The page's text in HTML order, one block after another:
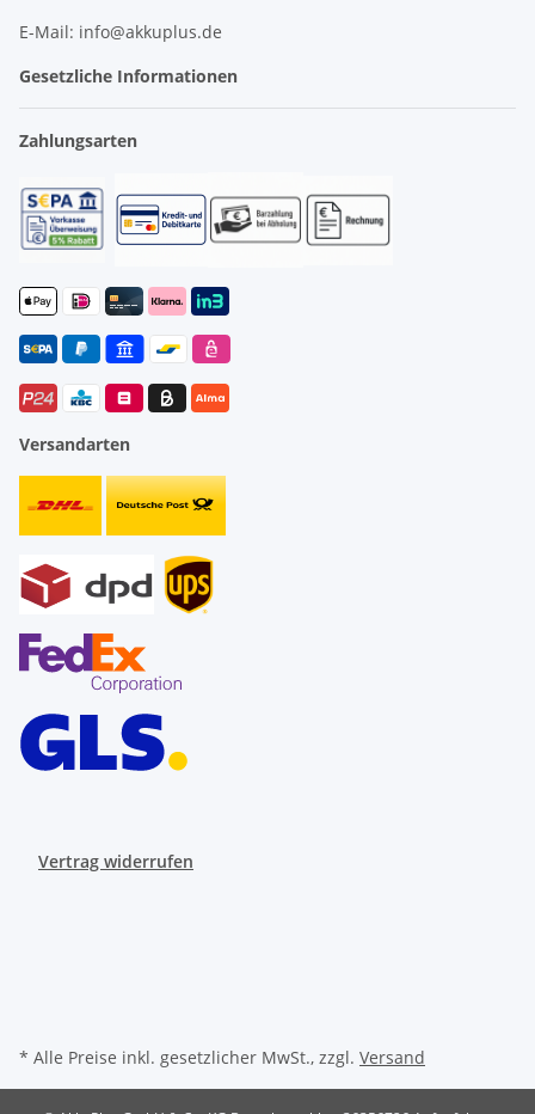
E-Mail: info@akkuplus.de
Gesetzliche Informationen
Zahlungsarten
Versandarten
Vertrag widerrufen
* Alle Preise inkl. gesetzlicher MwSt., zzgl. Versand